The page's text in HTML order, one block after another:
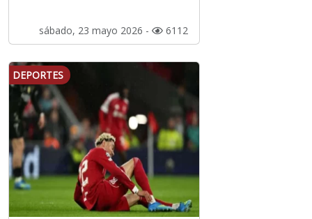
sábado, 23 mayo 2026 - 6112
DEPORTES